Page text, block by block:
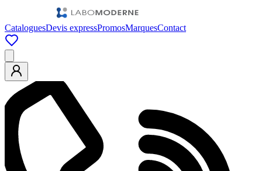
CataloguesDevis expressPromosMarquesContact